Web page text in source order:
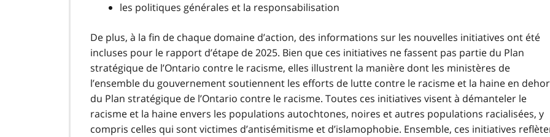
les politiques générales et la responsabilisation
De plus, à la fin de chaque domaine d’action, des informations sur les nouvelles initiatives ont été
incluses pour le rapport d’étape de 2025. Bien que ces initiatives ne fassent pas partie du Plan
stratégique de l’Ontario contre le racisme, elles illustrent la manière dont les ministères de
l’ensemble du gouvernement soutiennent les efforts de lutte contre le racisme et la haine en
du Plan stratégique de l’Ontario contre le racisme. Toutes ces initiatives visent à démanteler le
racisme et la haine envers les populations autochtones, noires et autres populations racialisées, y
compris celles qui sont victimes d’antisémitisme et d’islamophobie. Ensemble, ces initiatives